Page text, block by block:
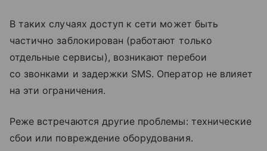
В таких случаях доступ к сети может быть
частично заблокирован (работают только
отдельные сервисы), возникают перебои
со звонками и задержки SMS. Оператор не влияет
на эти ограничения.
Реже встречаются другие проблемы: технические
сбои или повреждение оборудования.